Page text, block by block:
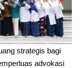
strategis bagi
advokasi